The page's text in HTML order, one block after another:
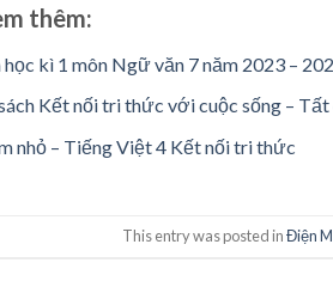
thêm:
kì 1 môn Ngữ văn 7 năm 2023 –
Kết nối tri thức với cuộc sống – Tất
nhỏ – Tiếng Việt 4 Kết nối tri thức
This entry was posted inĐiện